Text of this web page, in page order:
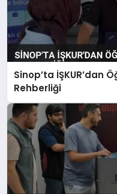
Sinop’ta İŞKUR’dan
Rehberliği